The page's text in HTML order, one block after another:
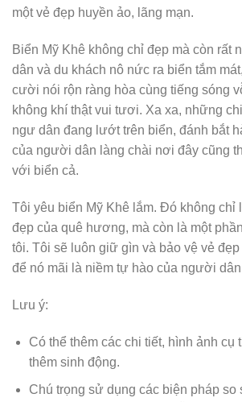
một vẻ đẹp huyền ảo, lãng mạn.
Biển Mỹ Khê không chỉ đẹp mà còn rất
dân và du khách nô nức ra biển tắm
cười nói rộn ràng hòa cùng tiếng sóng
không khí thật vui tươi. Xa xa, những
ngư dân đang lướt trên biển, đánh bắt
của người dân làng chài nơi đây cũng
với biển cả.
Tôi yêu biển Mỹ Khê lắm. Đó không chỉ
đẹp của quê hương, mà còn là một
tôi. Tôi sẽ luôn giữ gìn và bảo vệ vẻ
để nó mãi là niềm tự hào của người dân
Lưu ý:
Có thể thêm các chi tiết, hình ảnh cụ
thêm sinh động.
Chú trọng sử dụng các biện pháp so